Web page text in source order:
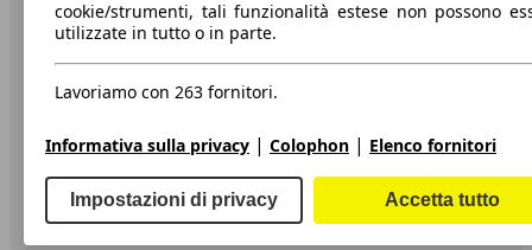
Stampa
Media
Condizioni generali
Dichiarazione di Accessibilità
cookie/strumenti, tali funzionalità estese non possono
utilizzate in tutto o in parte.
Lavoriamo con 263 fornitori.
Informativa sulla privacy | Colophon | Elenco fornitori
Impostazioni di privacy Accetta tutto